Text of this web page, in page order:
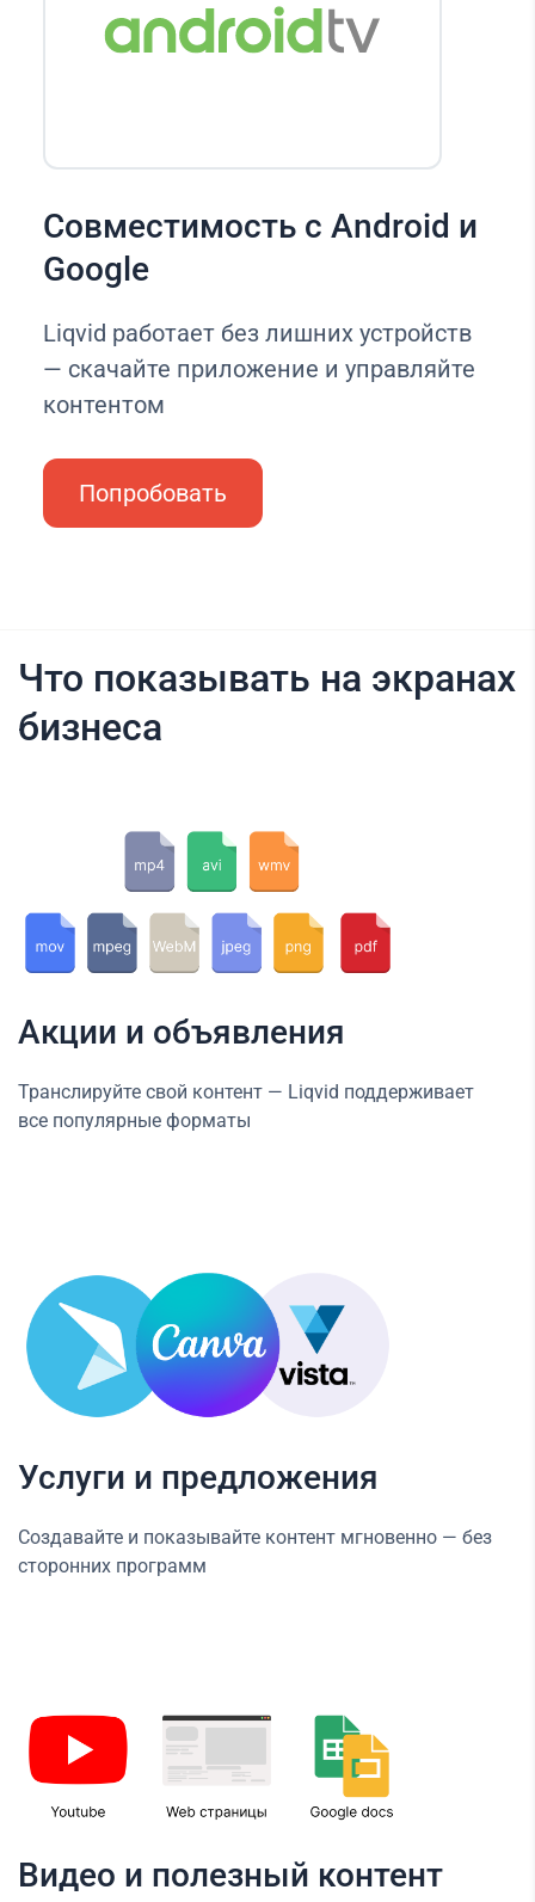
Совместимость с Android и
Google
Liqvid работает без лишних устройств
— скачайте приложение и управляйте
контентом
Попробовать
Что показывать на экранах
бизнеса
Акции и объявления
Транслируйте свой контент — Liqvid поддерживает
все популярные форматы
Услуги и предложения
Создавайте и показывайте контент мгновенно — без
сторонних программ
Видео и полезный контент